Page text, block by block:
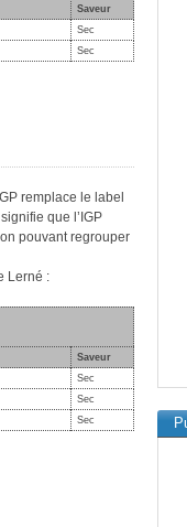
Saveur
Sec
Sec
remplace le label
que l’IGP
pouvant regrouper
Lerné :
Saveur
Sec
Sec
Sec